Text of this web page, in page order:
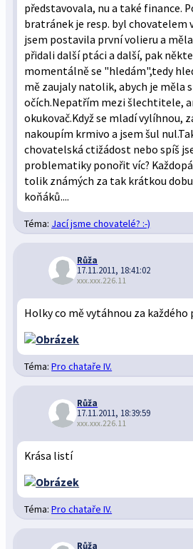
představovala, nu a také finance.
bratránek je resp. byl chovatelem
jsem postavila první volieru a
přidali další ptáci a další, pak
momentálně se "hledám",tedy
mě zaujaly natolik, abych je měla
očích.Nepatřím mezi šlechtitele,
okukovač.Když se mladí vylíhnou,
nakoupím krmivo a jsem šul
chovatelská ctižádost nebo spíš
problematiky ponořit víc?
tolik známých za tak krátkou
koňáků....
Téma: Jací jsme chovatelé? :-)
Růža
17.11.2011, 18:41:02
xxx.xxx.226.11
Holky co mě vytáhnou za každého
Téma:Pro chataře IV.
Růža
17.11.2011, 18:39:59
xxx.xxx.226.11
Krása listí
Téma:Pro chataře IV.
Růža